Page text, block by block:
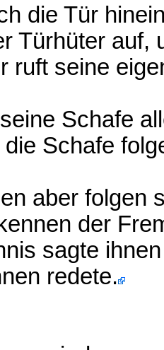
die Tür
Türhüter auf,
ruft seine
Schafe
Schafe
aber folgen
der
sagte
redete.